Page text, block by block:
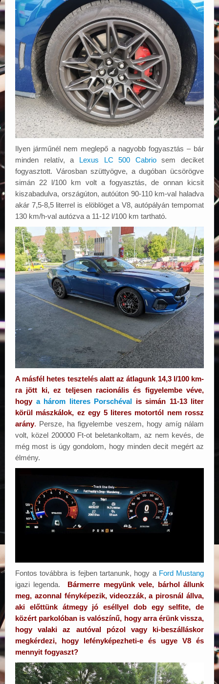
Ilyen járműnél nem meglepő a nagyobb fogyasztás – bár
minden relatív, a Lexus LC 500 Cabriosem deciket
fogyasztott. Városban szüttyögve, a dugóban ücsörögve
simán 22 l/100 km volt a fogyasztás, de onnan kicsit
kiszabadulva, országúton, autóúton 90-110 km-val haladva
akár 7,5-8,5 literrel is elöblöget a V8, autópályán tempomat
130 km/h-val autózva a 11-12 l/100 km tartható.
A másfél hetes tesztelés alatt az átlagunk 14,3 l/100 km-
ra jött ki, ez teljesen racionális és figyelembe véve,
hogy a három literes Porschéval is simán 11-13 liter
körül mászkálok, ez egy 5 literes motortól nem rossz
arány. Persze, ha figyelembe veszem, hogy amíg nálam
volt, közel 200000 Ft-ot beletankoltam, az nem kevés, de
még most is úgy gondolom, hogy minden decit megért az
élmény.
Fontos továbbra is fejben tartanunk, hogy a Ford Mustang
igazi legenda.
Bármerre megyünk vele, bárhol állunk
meg, azonnal fényképezik, videozzák, a pirosnál állva,
aki előttünk átmegy jó eséllyel dob egy selfite, de
közért parkolóban is valószínű, hogy arra érünk vissza,
hogy valaki az autóval pózol vagy ki-beszálláskor
megkérdezi, hogy lefényképezheti-e és ugye V8 és
mennyit fogyaszt?